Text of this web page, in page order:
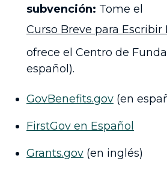
subvención: Tome el
Curso Breve para Escribir
ofrece el Centro de
español).
GovBenefits.gov (en
FirstGov en Español
Grants.gov (en inglés)